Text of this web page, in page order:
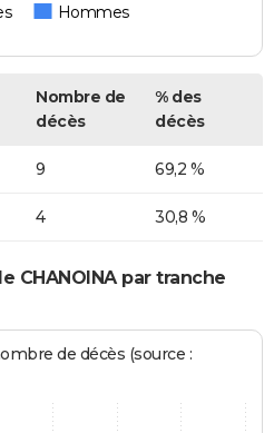
Hommes
Nombre de
décès
% des
décès
9 69,2 %
4 30,8 %
CHANOINA par tranche
de décès (source :